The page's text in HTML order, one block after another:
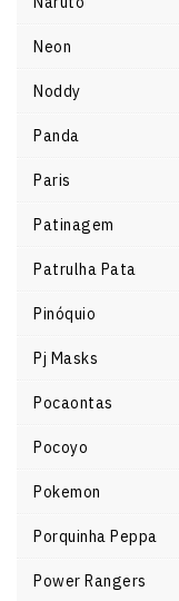
Neon
Noddy
Panda
Paris
Patinagem
Patrulha Pata
Pinóquio
Pj Masks
Pocaontas
Pocoyo
Pokemon
Porquinha Peppa
Power Rangers